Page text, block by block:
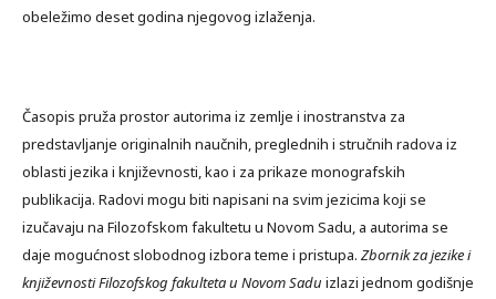
obeležimo deset godina njegovog izlaženja.
Časopis pruža prostor autorima iz zemlje i inostranstva za
predstavljanje originalnih naučnih, preglednih i stručnih radova iz
oblasti jezika i književnosti, kao i za prikaze monografskih
publikacija. Radovi mogu biti napisani na svim jezicima koji se
izučavaju na Filozofskom fakultetu u Novom Sadu, a autorima se
daje mogućnost slobodnog izbora teme i pristupa. Zbornik za jezike i
književnosti Filozofskog fakulteta u Novom Sadu izlazi jednom godišnje